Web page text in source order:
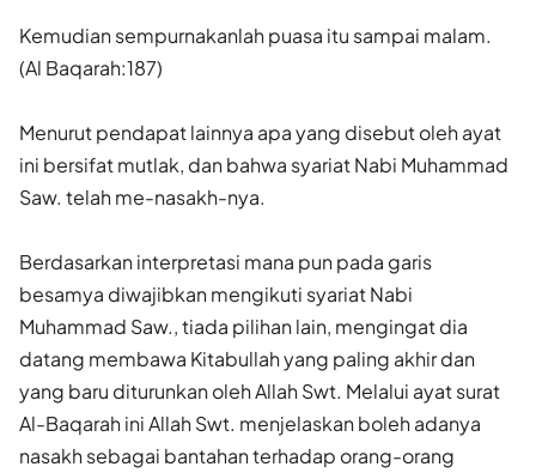
Kemudian sempurnakanlah puasa itu sampai malam.
(Al Baqarah:187)
Menurut pendapat lainnya apa yang disebut oleh ayat
ini bersifat mutlak, dan bahwa syariat Nabi Muhammad
Saw. telah me-nasakh-nya.
Berdasarkan interpretasi mana pun pada garis
besamya diwajibkan mengikuti syariat Nabi
Muhammad Saw., tiada pilihan lain, mengingat dia
datang membawa Kitabullah yang paling akhir dan
yang baru diturunkan oleh Allah Swt. Melalui ayat surat
Al-Baqarah ini Allah Swt. menjelaskan boleh adanya
nasakh sebagai bantahan terhadap orang-orang